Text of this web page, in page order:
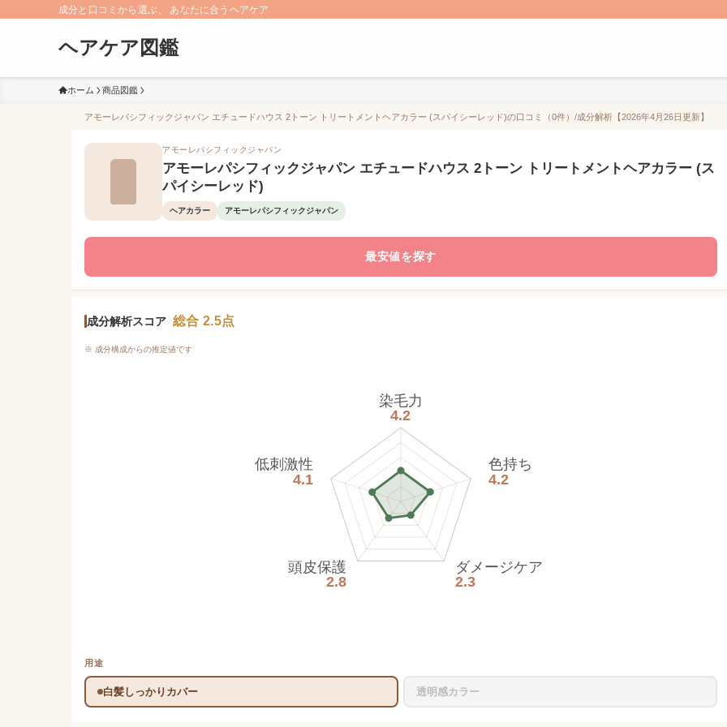
成分と口コミから選ぶ、 あなたに合うヘアケア
ヘアケア図鑑
ホーム 商品図鑑
アモーレパシフィックジャパン エチュードハウス 2トーン トリートメントヘアカラー (スパイシーレッド)の口コミ（0件）/成分解析【2026年4月26日更新】
アモーレパシフィックジャパン
アモーレパシフィックジャパン エチュードハウス 2トーン トリートメントヘアカラー (ス
パイシーレッド)
ヘアカラー アモーレパシフィックジャパン
最安値を探す
成分解析スコア 総合 2.5点
※ 成分構成からの推定値です
染毛力
4.2
色持ち
4.2
ダメージケア
2.3
頭皮保護
2.8
低刺激性
4.1
用途
白髪しっかりカバー 透明感カラー